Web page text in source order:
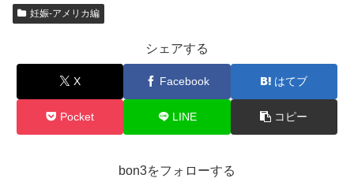
妊娠-アメリカ編
シェアする
X Facebook はてブ
Pocket LINE コピー
bon3をフォローする